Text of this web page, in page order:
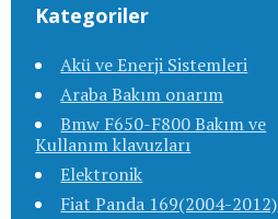
Kategoriler
Akü ve Enerji Sistemleri
Araba Bakım onarım
Bmw F650-F800 Bakım ve
Kullanım klavuzları
Elektronik
Fiat Panda 169(2004-2012)